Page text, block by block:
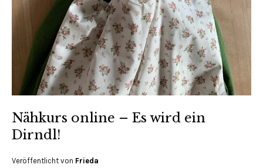
Nähkurs online – Es wird ein
Dirndl!
Veröffentlicht von Frieda